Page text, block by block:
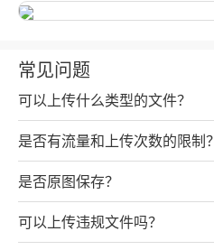
常见问题
可以上传什么类型的文件？
是否有流量和上传次数的限制？
是否原图保存？
可以上传违规文件吗？